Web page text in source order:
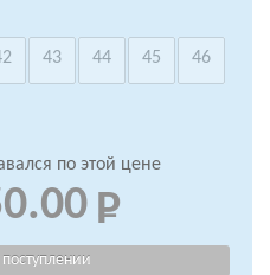
43 44 45 46
по этой цене